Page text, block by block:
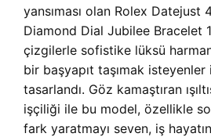
yansıması olan Rolex Datejust
Diamond Dial Jubilee Bracelet
çizgilerle sofistike lüksü
bir başyapıt taşımak
tasarlandı. Göz kamaştıran
işçiliği ile bu model, özellikle
fark yaratmayı seven, iş